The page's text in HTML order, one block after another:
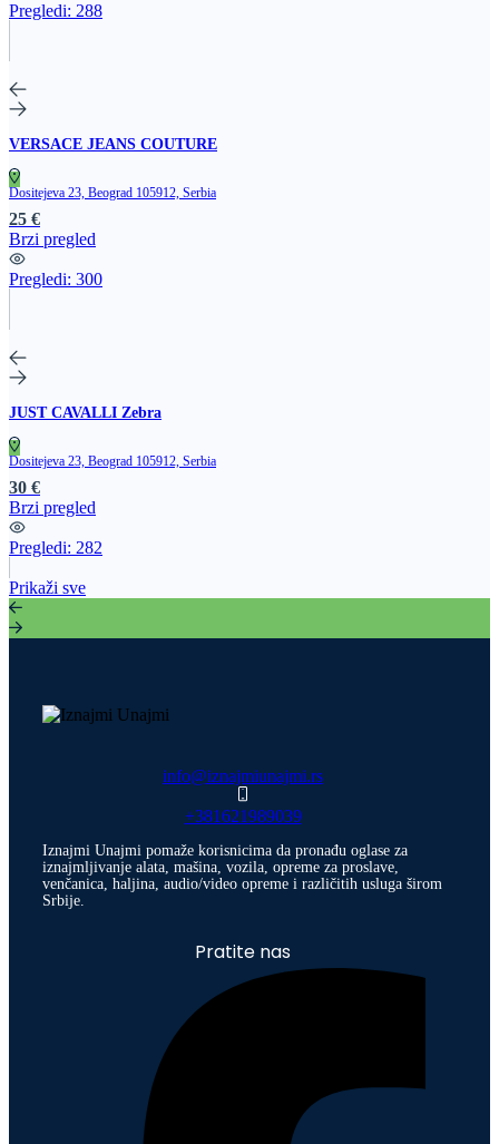
Pregledi: 288
VERSACE JEANS COUTURE
Dositejeva 23, Beograd 105912, Serbia
25 €
Brzi pregled
Pregledi: 300
JUST CAVALLI Zebra
Dositejeva 23, Beograd 105912, Serbia
30 €
Brzi pregled
Pregledi: 282
Prikaži sve
info@iznajmiunajmi.rs
+381621989039
Iznajmi Unajmi pomaže korisnicima da pronađu oglase za
iznajmljivanje alata, mašina, vozila, opreme za proslave,
venčanica, haljina, audio/video opreme i različitih usluga širom
Srbije.
Pratite nas